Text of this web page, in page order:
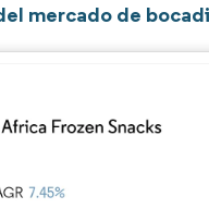
mercado de